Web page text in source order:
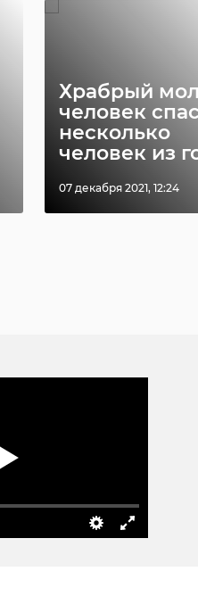
Храбрый
человек
несколько
человек из
07 декабря 2021, 12:24